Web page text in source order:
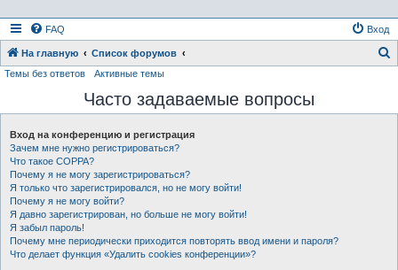
FAQ Вход
На главную Список форумов
с
Темы без ответов Активные темы
Часто задаваемые вопросы
Вход на конференцию и регистрация
Зачем мне нужно регистрироваться?
Что такое COPPA?
Почему я не могу зарегистрироваться?
Я только что зарегистрировался, но не могу войти!
Почему я не могу войти?
Я давно зарегистрирован, но больше не могу войти!
Я забыл пароль!
Почему мне периодически приходится повторять ввод имени и пароля?
Что делает функция «Удалить cookies конференции»?